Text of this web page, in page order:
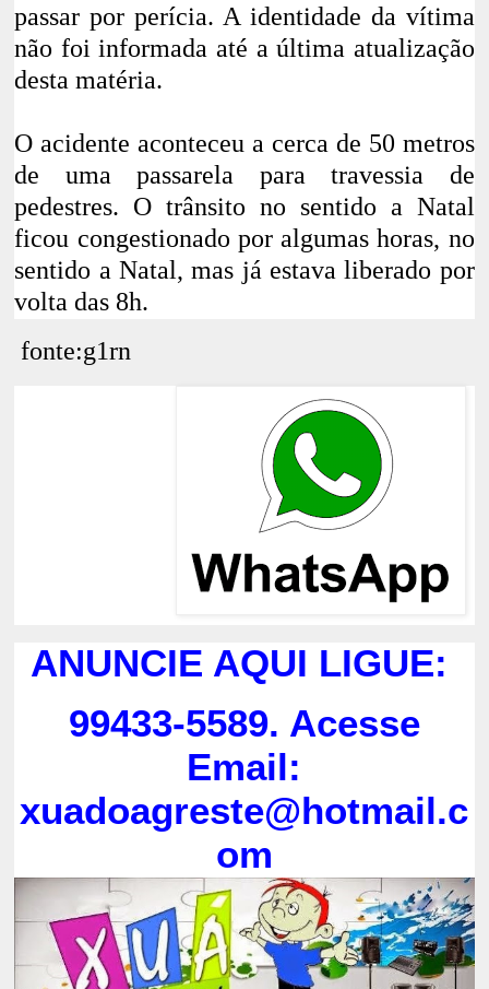
passar por perícia. A identidade da vítima
não foi informada até a última atualização
desta matéria.
O acidente aconteceu a cerca de 50 metros
de uma passarela para travessia de
pedestres. O trânsito no sentido a Natal
ficou congestionado por algumas horas, no
sentido a Natal, mas já estava liberado por
volta das 8h.
fonte:g1rn
ANUNCIE AQUI LIGUE:
99433-5589. Acesse
Email:
xuadoagreste@hotmail.c
om